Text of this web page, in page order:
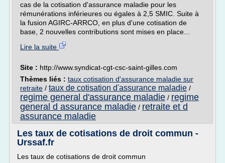
cas de la cotisation d'assurance maladie pour les
rémunérations inférieures ou égales à 2,5 SMIC. Suite à
la fusion AGIRC-ARRCO, en plus d'une cotisation de
base, 2 nouvelles contributions sont mises en place...
Lire la suite
Site : http://www.syndicat-cgt-csc-saint-gilles.com
Thèmes liés : taux cotisation d'assurance maladie sur
retraite / taux de cotisation d'assurance maladie /
regime general d'assurance maladie / regime
general d assurance maladie / retraite et d
assurance maladie
Les taux de cotisations de droit commun -
Urssaf.fr
Les taux de cotisations de droit commun